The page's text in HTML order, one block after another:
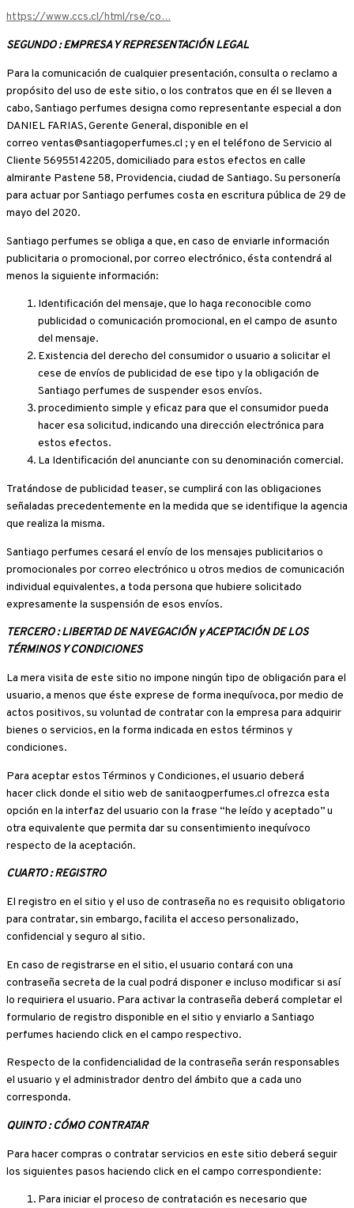
https://www.ccs.cl/html/rse/co…
SEGUNDO : EMPRESA Y REPRESENTACIÓN LEGAL
Para la comunicación de cualquier presentación, consulta o reclamo a
propósito del uso de este sitio, o los contratos que en él se lleven a
cabo, Santiago perfumes designa como representante especial a don
DANIEL FARIAS, Gerente General, disponible en el
correo ventas@santiagoperfumes.cl ; y en el teléfono de Servicio al
Cliente 56955142205, domiciliado para estos efectos en calle
almirante Pastene 58, Providencia, ciudad de Santiago. Su personería
para actuar por Santiago perfumes costa en escritura pública de 29 de
mayo del 2020.
Santiago perfumes se obliga a que, en caso de enviarle información
publicitaria o promocional, por correo electrónico, ésta contendrá al
menos la siguiente información:
Identificación del mensaje, que lo haga reconocible como
publicidad o comunicación promocional, en el campo de asunto
del mensaje.
Existencia del derecho del consumidor o usuario a solicitar el
cese de envíos de publicidad de ese tipo y la obligación de
Santiago perfumes de suspender esos envíos.
procedimiento simple y eficaz para que el consumidor pueda
hacer esa solicitud, indicando una dirección electrónica para
estos efectos.
La Identificación del anunciante con su denominación comercial.
Tratándose de publicidad teaser, se cumplirá con las obligaciones
señaladas precedentemente en la medida que se identifique la agencia
que realiza la misma.
Santiago perfumes cesará el envío de los mensajes publicitarios o
promocionales por correo electrónico u otros medios de comunicación
individual equivalentes, a toda persona que hubiere solicitado
expresamente la suspensión de esos envíos.
TERCERO : LIBERTAD DE NAVEGACIÓN y ACEPTACIÓN DE LOS
TÉRMINOS Y CONDICIONES
La mera visita de este sitio no impone ningún tipo de obligación para el
usuario, a menos que éste exprese de forma inequívoca, por medio de
actos positivos, su voluntad de contratar con la empresa para adquirir
bienes o servicios, en la forma indicada en estos términos y
condiciones.
Para aceptar estos Términos y Condiciones, el usuario deberá
hacer click donde el sitio web de sanitaogperfumes.cl ofrezca esta
opción en la interfaz del usuario con la frase “he leído y aceptado” u
otra equivalente que permita dar su consentimiento inequívoco
respecto de la aceptación.
CUARTO : REGISTRO
El registro en el sitio y el uso de contraseña no es requisito obligatorio
para contratar, sin embargo, facilita el acceso personalizado,
confidencial y seguro al sitio.
En caso de registrarse en el sitio, el usuario contará con una
contraseña secreta de la cual podrá disponer e incluso modificar si así
lo requiriera el usuario. Para activar la contraseña deberá completar el
formulario de registro disponible en el sitio y enviarlo a Santiago
perfumes haciendo click en el campo respectivo.
Respecto de la confidencialidad de la contraseña serán responsables
el usuario y el administrador dentro del ámbito que a cada uno
corresponda.
QUINTO : CÓMO CONTRATAR
Para hacer compras o contratar servicios en este sitio deberá seguir
los siguientes pasos haciendo click en el campo correspondiente:
Para iniciar el proceso de contratación es necesario que